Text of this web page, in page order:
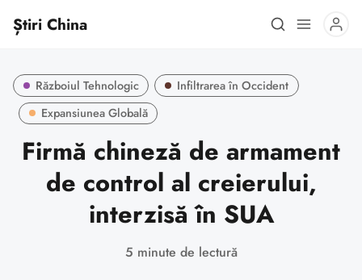
Știri China
Războiul Tehnologic
Infiltrarea în Occident
Expansiunea Globală
Firmă chineză de armament
de control al creierului,
interzisă în SUA
5 minute de lectură